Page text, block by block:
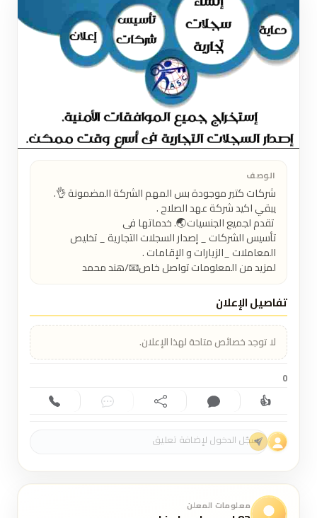
الوصف
شركات كتير موجودة بس المهم الشركة المضمونة 👌.
لمزيد من المعلومات تواصل خاص📧/هند محمد
تفاصيل الإعلان
لا توجد خصائص متاحة لهذا الإعلان.
0
👍إعجاب (0) تعليق (0) مشاركة دردشة اتصال
معلومات المعلن